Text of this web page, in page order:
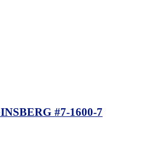
#7-1600-7